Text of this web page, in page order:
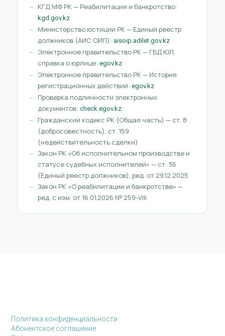
КГД МФ РК — Реабилитация и банкротство:
kgd.gov.kz
Министерство юстиции РК — Единый реестр
должников (АИС ОИП): aisoip.adilet.gov.kz
Электронное правительство РК — ГБД ЮЛ,
справка о юрлице: egov.kz
Электронное правительство РК — История
регистрационных действий: egov.kz
Проверка подлинности электронных
документов: check.egov.kz
Гражданский кодекс РК (Общая часть) — ст. 8
(добросовестность), ст. 159
(недействительность сделки)
Закон РК «Об исполнительном производстве и
статусе судебных исполнителей» — ст. 36
(Единый реестр должников), ред. от 29.12.2025
Закон РК «О реабилитации и банкротстве» —
ред. с изм. от 16.01.2026 № 259-VIII
Политика конфиденциальности
Абонентское соглашение